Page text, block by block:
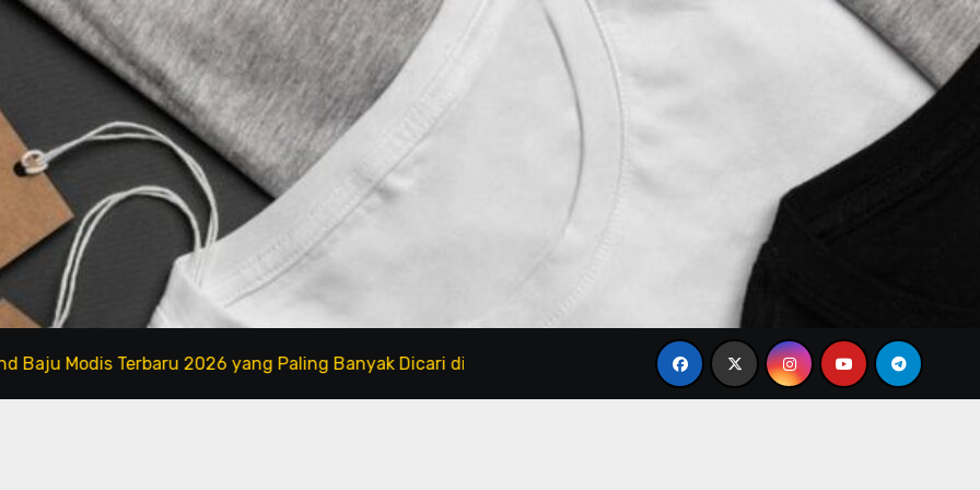
Terbaru 2026 yang Paling Banyak Dicari di Marketplace Brand Baju Modis Terbaru 2026: Desain Simple